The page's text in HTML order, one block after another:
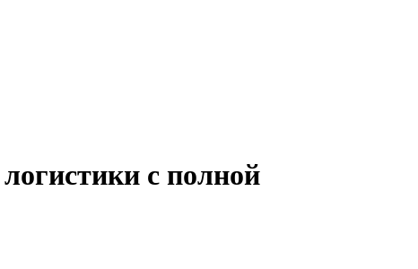
с полной